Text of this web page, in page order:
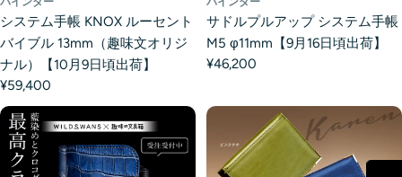
システム手帳 KNOX ルーセント
バイブル 13mm（趣味文オリジ
ナル）【10月9日頃出荷】
¥59,400
サドルプルアップ システム手帳
M5 φ11mm【9月16日頃出荷】
¥46,200